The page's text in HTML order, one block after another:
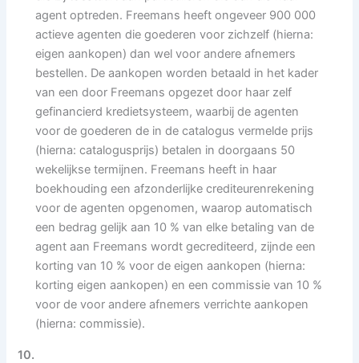
agent optreden. Freemans heeft ongeveer 900 000
actieve agenten die goederen voor zichzelf (hierna:
eigen aankopen) dan wel voor andere afnemers
bestellen. De aankopen worden betaald in het kader
van een door Freemans opgezet door haar zelf
gefinancierd kredietsysteem, waarbij de agenten
voor de goederen de in de catalogus vermelde prijs
(hierna: catalogusprijs) betalen in doorgaans 50
wekelijkse termijnen. Freemans heeft in haar
boekhouding een afzonderlijke crediteurenrekening
voor de agenten opgenomen, waarop automatisch
een bedrag gelijk aan 10 % van elke betaling van de
agent aan Freemans wordt gecrediteerd, zijnde een
korting van 10 % voor de eigen aankopen (hierna:
korting eigen aankopen) en een commissie van 10 %
voor de voor andere afnemers verrichte aankopen
(hierna: commissie).
10.